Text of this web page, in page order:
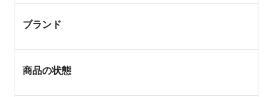
ブランド
商品の状態